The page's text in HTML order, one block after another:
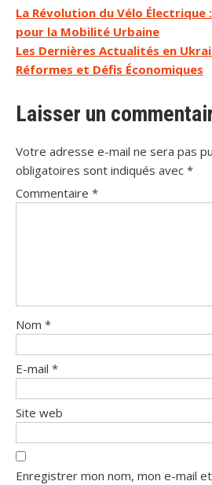
Navigation
de
l’article
La Révolution du Vélo Électrique
pour la Mobilité Urbaine
Les Dernières Actualités en
Réformes et Défis Économiques
Laisser un
Votre adresse e-mail ne sera pas
obligatoires sont indiqués avec *
Commentaire *
Nom *
E-mail *
Site web
Enregistrer mon nom, mon e-mail